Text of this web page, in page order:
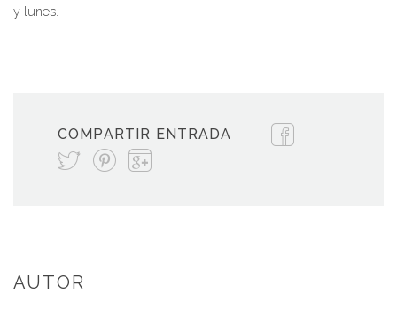
y lunes.
COMPARTIR ENTRADA
AUTOR